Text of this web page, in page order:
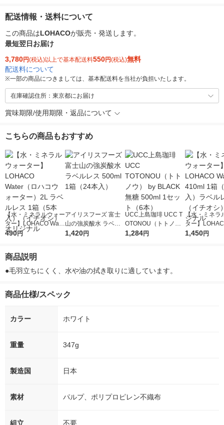
配送情報・送料について
この商品はLOHACOが販売・発送します。
最短翌日お届け
3,780円(税込)以上で基本配送料550円(税込)無料
配送料について
※一部の商品につきましては、基本配送料を当社が負担いたします。
在庫確認住所：東京都にお届け
賞味期限/使用期限・返品について
こちらの商品もおすすめ
【水・ミネラルウォー
ター】LOHACO Wate
r（ロハコウォータ
シ） オリジナル
490円
アイリスフーズ 富士
山の強炭酸水 ラベル
レス 500ml 1箱（24
1,420円
UCC上島珈琲 UCC T
OTONOU（トトノ
ウ） by BLACK無糖 5
1,284円
【水・ミネラ
ター】
r 410ml 1箱（
1,450円
商品説明
●毛羽立ちにくく、水や油の拭き取りに適しています。
商品仕様/スペック
カラー ホワイト
重量 347g
製造国 日本
素材 パルプ、ポリプロピレン不織布
組立 不要